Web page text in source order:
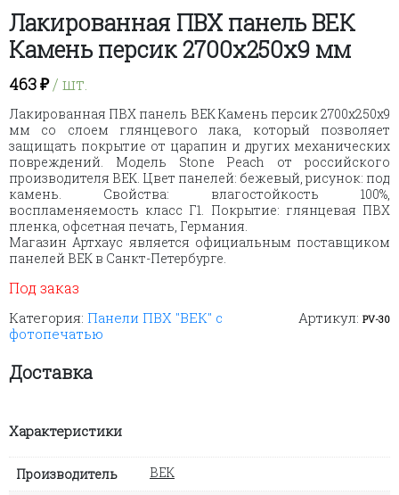
Лакированная ПВХ панель ВЕК
Камень персик 2700х250х9 мм
463₽/ шт.
Лакированная ПВХ панель ВЕК Камень персик 2700х250х9
мм со слоем глянцевого лака, который позволяет
защищать покрытие от царапин и других механических
повреждений. Модель Stone Peach от российского
производителя ВЕК. Цвет панелей: бежевый, рисунок: под
камень. Свойства: влагостойкость 100%,
воспламеняемость класс Г1. Покрытие: глянцевая ПВХ
пленка, офсетная печать, Германия.
Магазин Артхаус является официальным поставщиком
панелей ВЕК в Санкт-Петербурге.
Под заказ
Артикул: PV-30
Категория: Панели ПВХ "ВЕК" с
фотопечатью
Доставка
Характеристики
Производитель ВЕК